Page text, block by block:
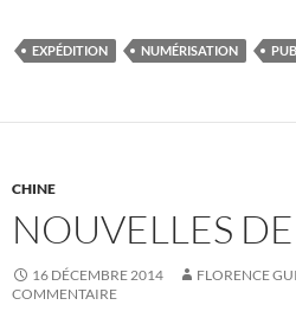
EXPÉDITION NUMÉRISATION
CHINE
NOUVELLES
16 DÉCEMBRE 2014 FLORENCE
COMMENTAIRE